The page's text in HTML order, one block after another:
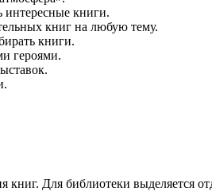
интересные книги.
книг на любую тему.
книги.
героями.
книг. Для библиотеки выделяется